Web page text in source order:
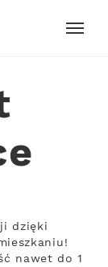
dzięki
nawet do 1